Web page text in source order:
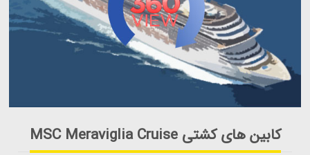
کابین های کشتی MSC Meraviglia Cruise